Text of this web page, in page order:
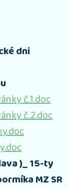
dni
č.1.doc
č.2.doc
)_ 15-ty
MZ SR